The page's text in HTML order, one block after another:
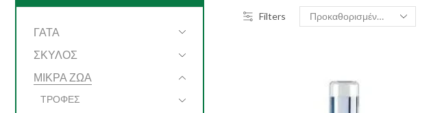
Filters
ΓΑΤΑ
ΣΚΥΛΟΣ
ΜΙΚΡΑ ΖΩΑ
ΤΡΟΦΕΣ